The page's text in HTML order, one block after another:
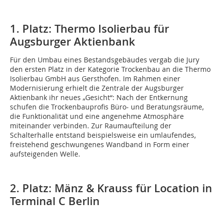
1. Platz: Thermo Isolierbau für
Augsburger Aktienbank
Für den Umbau eines Bestandsgebäudes vergab die Jury
den ersten Platz in der Kategorie Trockenbau an die Thermo
Isolierbau GmbH aus Gersthofen. Im Rahmen einer
Modernisierung erhielt die Zentrale der Augsburger
Aktienbank ihr neues „Gesicht“: Nach der Entkernung
schufen die Trockenbauprofis Büro- und Beratungsräume,
die Funktionalität und eine angenehme Atmosphäre
miteinander verbinden. Zur Raumaufteilung der
Schalterhalle entstand beispielsweise ein umlaufendes,
freistehend geschwungenes Wandband in Form einer
aufsteigenden Welle.
2. Platz: Mänz & Krauss für Location in
Terminal C Berlin